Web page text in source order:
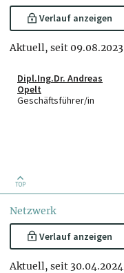
Verlauf anzeigen
Aktuell, seit 09.08.2023
Dipl.Ing.Dr. Andreas
Opelt
Geschäftsführer/in
TOP
Netzwerk
Verlauf anzeigen
Aktuell, seit 30.04.2024